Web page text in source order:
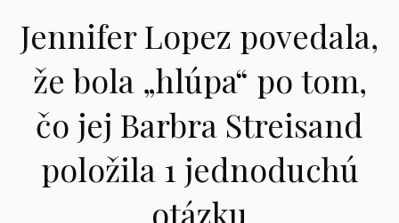
Jennifer Lopez povedala,
že bola „hlúpa“ po tom,
čo jej Barbra Streisand
položila 1 jednoduchú
otázku